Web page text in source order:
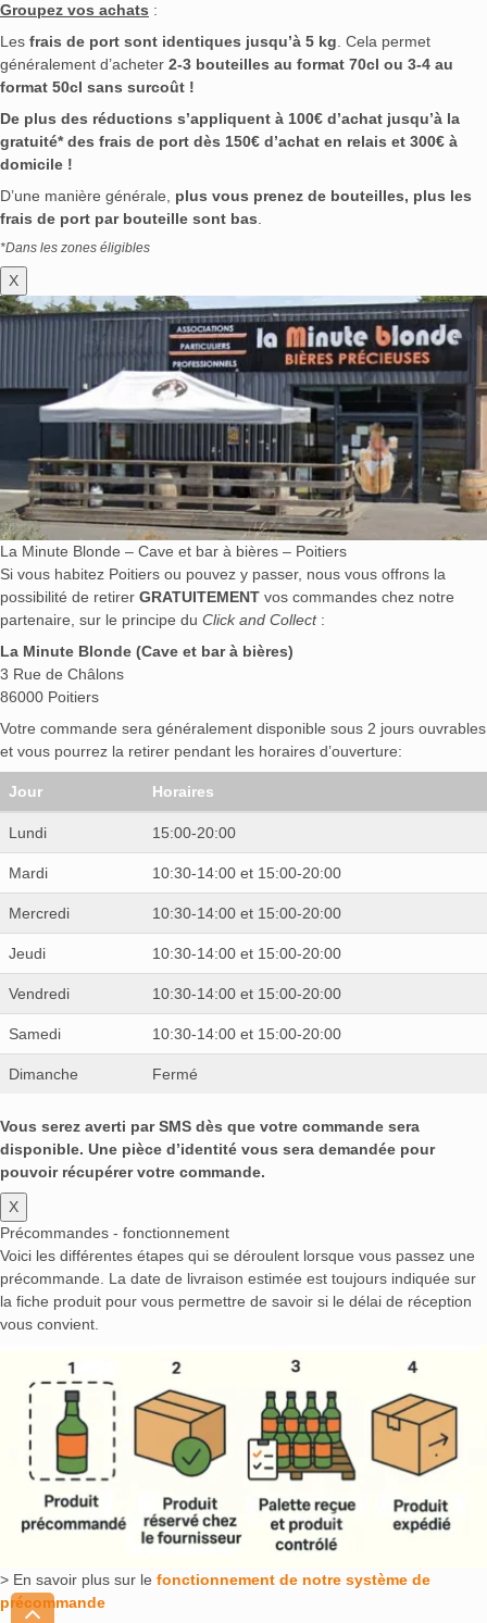
Groupez vos achats :
Les frais de port sont identiques jusqu’à 5 kg . Cela permet
généralement d’acheter 2-3 bouteilles au format 70cl ou 3-4 au
format 50cl sans surcoût !
De plus des réductions s’appliquent à 100€ d’achat jusqu’à la
gratuité* des frais de port dès 150€ d’achat en relais et 300€ à
domicile !
D’une manière générale, plus vous prenez de bouteilles, plus les
frais de port par bouteille sont bas
*Dans les zones éligibles
X
La Minute Blonde – Cave et bar à bières – Poitiers
Si vous habitez Poitiers ou pouvez y passer, nous vous offrons la
possibilité de retirer GRATUITEMENT vos commandes chez notre
partenaire, sur le principe du Click and Collect:
La Minute Blonde (Cave et bar à bières)
3 Rue de Châlons
86000 Poitiers
Votre commande sera généralement disponible sous 2 jours ouvrables
et vous pourrez la retirer pendant les horaires d’ouverture:
Jour Horaires
Lundi 15:00-20:00
Mardi 10:30-14:00 et 15:00-20:00
Mercredi 10:30-14:00 et 15:00-20:00
Jeudi 10:30-14:00 et 15:00-20:00
Vendredi 10:30-14:00 et 15:00-20:00
Samedi 10:30-14:00 et 15:00-20:00
Dimanche Fermé
Vous serez averti par SMS dès que votre commande sera
disponible. Une pièce d’identité vous sera demandée pour
pouvoir récupérer votre commande.
X
Précommandes - fonctionnement
Voici les différentes étapes qui se déroulent lorsque vous passez une
précommande. La date de livraison estimée est toujours indiquée sur
la fiche produit pour vous permettre de savoir si le délai de réception
vous convient.
> En savoir plus sur le fonctionnement de notre système de
précommande